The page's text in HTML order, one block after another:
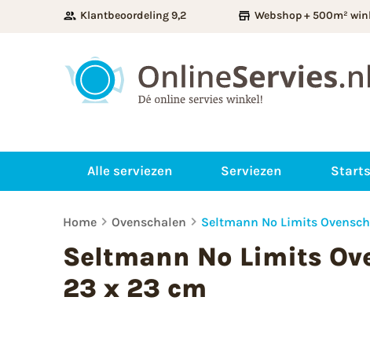
Klantbeoordeling 9,2 Webshop + 500m²
Alle serviezen Serviezen
Home Ovenschalen Seltmann No Limits
Seltmann No Limits
23 x 23 cm